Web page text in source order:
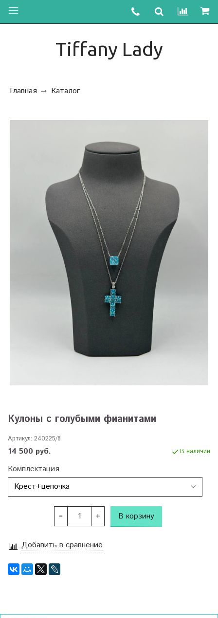
Tiffany Lady
Главная Каталог
Кулоны с голубыми фианитами
Артикул: 240225/8
14 500 руб. В наличии
Комплектация
В корзину
Добавить в сравнение